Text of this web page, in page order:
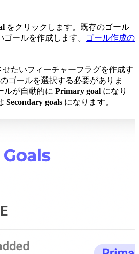
をクリックします。既存のゴール
ールを作成します。
ゴール作成の
せたいフィーチャーフラグを作成す
ゴールを選択する必要がありま
ルが自動的に Primary goal になり
Secondary goals になります。